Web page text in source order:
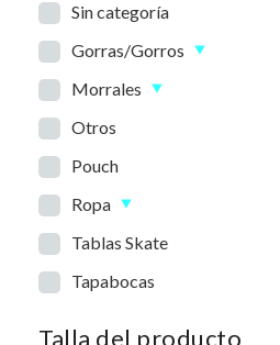
Sin categoría
Gorras/Gorros
Morrales
Otros
Pouch
Ropa
Tablas Skate
Tapabocas
Talla del producto